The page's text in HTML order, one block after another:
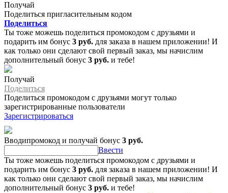
Получай
Поделиться пригласительным кодом
Поделиться
Ты тоже можешь поделиться промокодом с друзьями и
подарить им бонус 3 руб. для заказа в нашем приложении! И
как только они сделают свой первый заказ, мы начислим
дополнительный бонус 3 руб. и тебе!
Получай
Поделиться
Поделиться промокодом с друзьями могут только
зарегистрированные пользователи
Зарегистрироваться
Вводипромокод и получай бонус 3 руб.
Ввести
Ты тоже можешь поделиться промокодом с друзьями и
подарить им бонус 3 руб. для заказа в нашем приложении! И
как только они сделают свой первый заказ, мы начислим
дополнительный бонус 3 руб. и тебе!